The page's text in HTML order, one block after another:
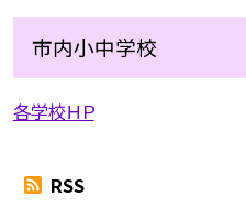
市内小中学校
各学校ＨＰ
RSS